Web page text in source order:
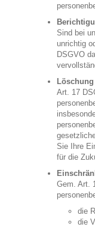
Sind bei
unrichtig
DSGVO
Löschung
Art. 17
Sie Ihre
für die
Gem. Art.
die
die